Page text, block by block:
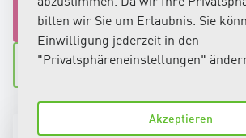
bitten wir Sie um Erlaubnis. Sie
Einwilligung jederzeit in den
"Privatsphäreneinstellungen"
Akzeptieren
Jetzt Ihre Idee unverbindlich
Zu unseren